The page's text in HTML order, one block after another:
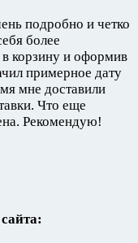
подробно и четко
более
корзину и оформив
примерное дату
мне доставили
Что еще
Рекомендую!